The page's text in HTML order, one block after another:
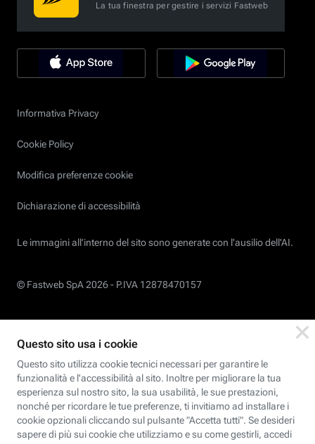
La tua finestra per gestire i servizi Fastweb
Informativa Privacy
Cookie Policy
Modifica preferenze cookie
Dichiarazione di accessibilità
Le immagini all’interno del sito sono generate con l'ausilio dell'AI.
© Fastweb SpA 2026 - P.IVA 12878470157